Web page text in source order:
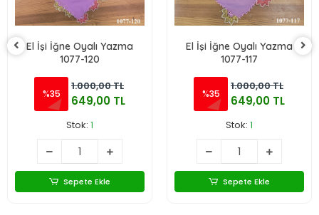
El İşi İğne Oyalı Yazma
1077-120
%35
1.000,00 TL
649,00 TL
Stok: 1
Sepete Ekle
El İşi İğne Oyalı Yazma
1077-117
%35
1.000,00 TL
649,00 TL
Stok: 1
Sepete Ekle